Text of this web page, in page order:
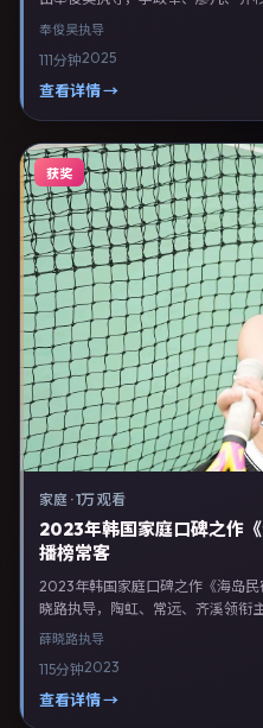
以科幻类型为主线，融合英国本土
映，随后登陆流媒体与电视端。影
验，可作为片单推荐、影评长文与
奉俊昊执导
111分钟2025
查看详情 →
获奖
家庭 ·1万 观看
2023年韩国家庭口碑之作
播榜常客
2023年韩国家庭口碑之作《海岛
晓路执导，陶虹、常远、齐溪领衔
情以家庭类型为主线，融合韩国本
网络平台首播，支持高清与多语言
沉浸体验，可作为片单推荐、影评
薛晓路执导
115分钟2023
查看详情 →